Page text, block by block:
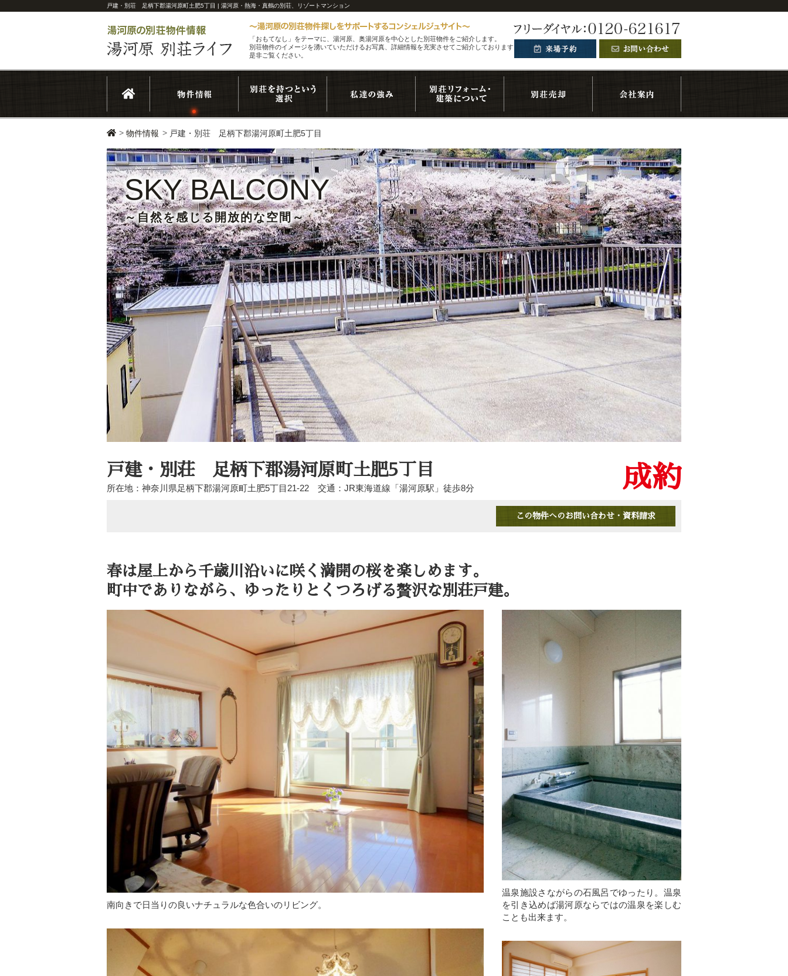
戸建・別荘 足柄下郡湯河原町土肥5丁目 | 湯河原・熱海・真鶴の別荘、リゾートマンション
「おもてなし」をテーマに、湯河原、奥湯河原を中心とした別荘物件をご紹介します。
別荘物件のイメージを湧いていただけるお写真、詳細情報を充実させてご紹介しております。
是非ご覧ください。
>物件情報 > 戸建・別荘 足柄下郡湯河原町土肥5丁目
SKY BALCONY
～自然を感じる開放的な空間～
戸建・別荘 足柄下郡湯河原町土肥5丁目 成約
所在地：神奈川県足柄下郡湯河原町土肥5丁目21-22 交通：JR東海道線「湯河原駅」徒歩8分
この物件へのお問い合わせ・資料請求
春は屋上から千歳川沿いに咲く満開の桜を楽しめます。
町中でありながら、ゆったりとくつろげる贅沢な別荘戸建。
南向きで日当りの良いナチュラルな色合いのリビング。
温泉施設さながらの石風呂でゆったり。温泉
を引き込めば湯河原ならではの温泉を楽しむ
ことも出来ます。